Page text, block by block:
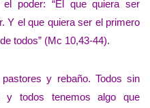
poder: “El que quiera ser
Y el que quiera ser el primero
todos” (Mc 10,43-44).
y rebaño. Todos sin
y todos tenemos algo que